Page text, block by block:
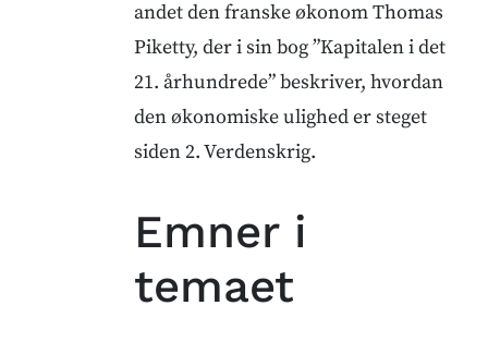
andet den franske økonom Thomas
Piketty, der i sin bog ”Kapitalen i det
21. århundrede” beskriver, hvordan
den økonomiske ulighed er steget
siden 2. Verdenskrig.
Emner i
temaet